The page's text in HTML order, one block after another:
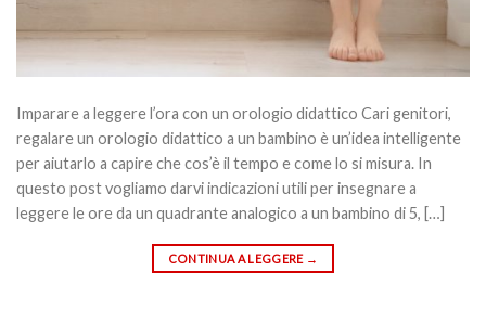
Imparare a leggere l’ora con un orologio didattico Cari genitori,
regalare un orologio didattico a un bambino è un’idea intelligente
per aiutarlo a capire che cos’è il tempo e come lo si misura. In
questo post vogliamo darvi indicazioni utili per insegnare a
leggere le ore da un quadrante analogico a un bambino di 5, […]
CONTINUA A LEGGERE →